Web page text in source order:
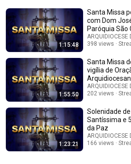
1:15:48
Santa Missa
com Dom
Paróquia São
Amarante
ARQUIDIOCESE
398 views
1:55:50
Santa Missa
vigília de
ARQUIDIOCESE
202 views
1:23:21
Solenidade
Santíssima e
da Paz
ARQUIDIOCESE
166 views